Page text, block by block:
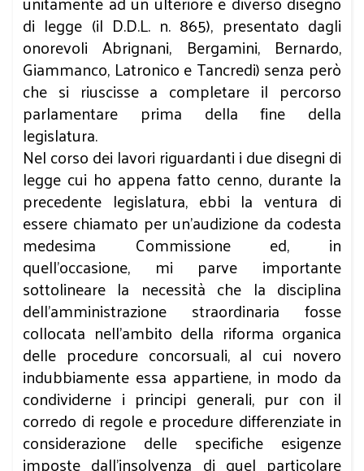
di legge (il D.D.L. n. 865), presentato dagli
onorevoli Abrignani, Bergamini, Bernardo,
Giammanco, Latronico e Tancredi) senza però
che si riuscisse a completare il percorso
parlamentare prima della fine della
legislatura.
Nel corso dei lavori riguardanti i due disegni di
legge cui ho appena fatto cenno, durante la
precedente legislatura, ebbi la ventura di
essere chiamato per un’audizione da codesta
medesima Commissione ed, in
quell’occasione, mi parve importante
sottolineare la necessità che la disciplina
dell’amministrazione straordinaria fosse
collocata nell’ambito della riforma organica
delle procedure concorsuali, al cui novero
indubbiamente essa appartiene, in modo da
condividerne i principi generali, pur con il
corredo di regole e procedure differenziate in
considerazione delle specifiche esigenze
imposte dall’insolvenza di quel particolare